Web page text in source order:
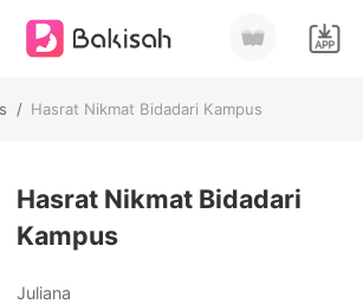
/ Hasrat Nikmat Bidadari Kampus
Hasrat Nikmat Bidadari
Kampus
Juliana